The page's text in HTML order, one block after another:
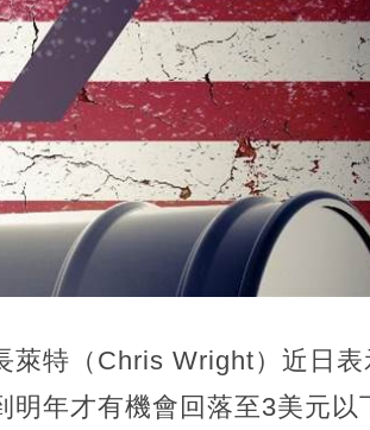
特（Chris Wright）近日表
年才有機會回落至3美元以